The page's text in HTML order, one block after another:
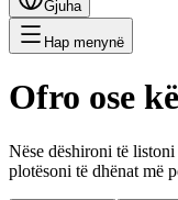
Gjuha
Hap menynë
Ofro ose
Nëse dëshironi të
plotësoni të dhënat më